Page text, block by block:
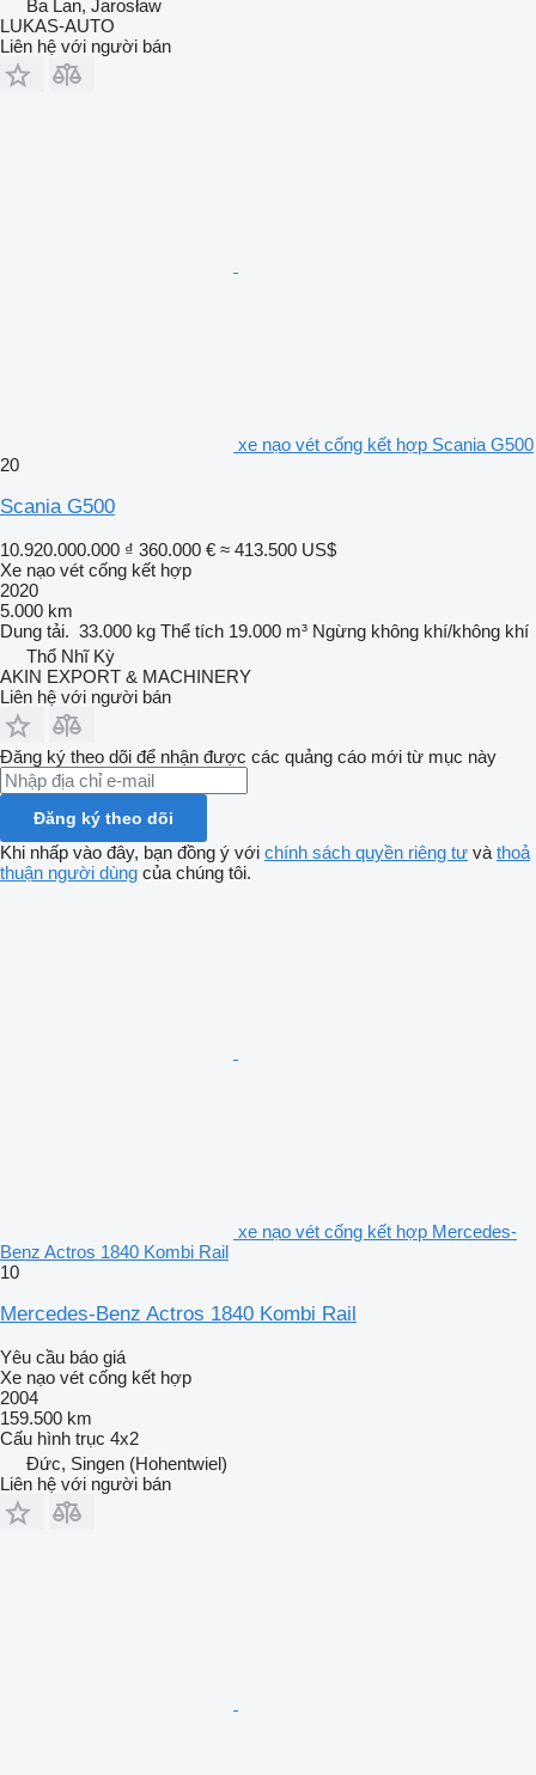
Ba Lan, Jarosław
LUKAS-AUTO
Liên hệ với người bán
xe nạo vét cống kết hợp Scania G500
20
Scania G500
10.920.000.000 ₫ 360.000 € ≈ 413.500 US$
Xe nạo vét cống kết hợp
2020
5.000 km
Dung tải. 33.000 kg Thể tích 19.000 m³ Ngừng không khí/không khí
Thổ Nhĩ Kỳ
AKIN EXPORT & MACHINERY
Liên hệ với người bán
Đăng ký theo dõi để nhận được các quảng cáo mới từ mục này
Đăng ký theo dõi
Khi nhấp vào đây, bạn đồng ý với chính sách quyền riêng tư và thoả
thuận người dùng của chúng tôi.
xe nạo vét cống kết hợp Mercedes-
Benz Actros 1840 Kombi Rail
10
Mercedes-Benz Actros 1840 Kombi Rail
Yêu cầu báo giá
Xe nạo vét cống kết hợp
2004
159.500 km
Cấu hình trục 4x2
Đức, Singen (Hohentwiel)
Liên hệ với người bán